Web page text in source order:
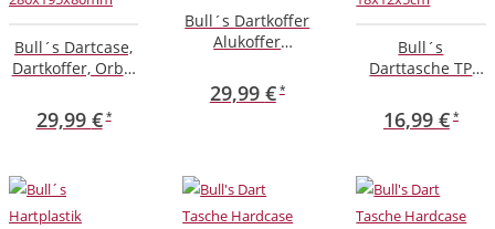
Bull´s Dartcase,
Dartkoffer, Orbis
Schwarz,
280x195x80mm
29,99 €
Bull´s Dartkoffer
Alukoffer
27x19x7cm,
Silber
29,99 €
Bull´s
Darttasche TP
Pink Schwarz,
18x12x5cm
16,99 €